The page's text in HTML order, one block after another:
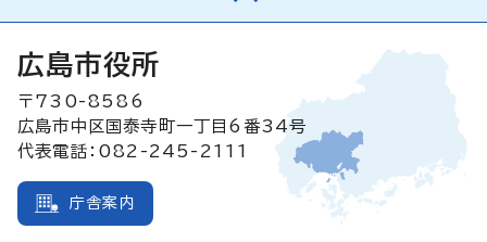
広島市役所
〒730-8586
広島市中区国泰寺町一丁目6番34号
代表電話：082-245-2111
庁舎案内